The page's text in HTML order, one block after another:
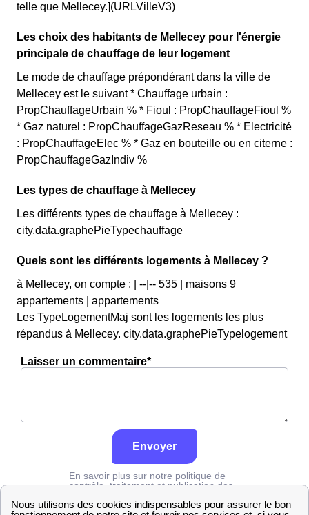
telle que Mellecey.](URLVilleV3)
Les choix des habitants de Mellecey pour l'énergie
principale de chauffage de leur logement
Le mode de chauffage prépondérant dans la ville de
Mellecey est le suivant * Chauffage urbain :
PropChauffageUrbain % * Fioul : PropChauffageFioul %
* Gaz naturel : PropChauffageGazReseau % * Electricité
: PropChauffageElec % * Gaz en bouteille ou en citerne :
PropChauffageGazIndiv %
Les types de chauffage à Mellecey
Les différents types de chauffage à Mellecey :
city.data.graphePieTypechauffage
Quels sont les différents logements à Mellecey ?
à Mellecey, on compte : | --|-- 535 | maisons 9
appartements | appartements
Les TypeLogementMaj sont les logements les plus
répandus à Mellecey. city.data.graphePieTypelogement
Laisser un commentaire*
Envoyer
En savoir plus sur notre politique de
contrôle, traitement et publication des